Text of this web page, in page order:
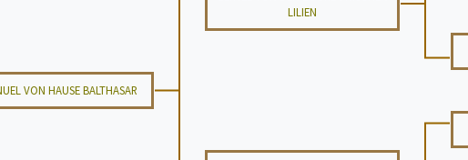
LILIEN
VON HAUSE BALTHASAR